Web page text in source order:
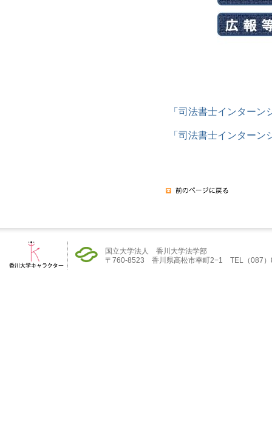
「司法書士インターン
「司法書士インターン
国立大学法人 香川大学法学部
〒760-8523 香川県高松市幸町2−1 TEL（087）